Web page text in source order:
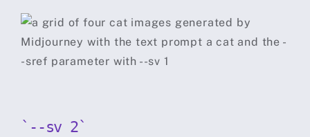
`--sv 2`